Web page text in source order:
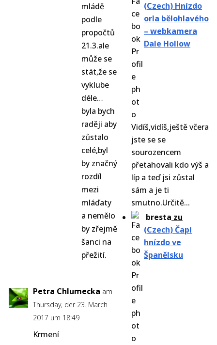
(Czech) Hnízdo
orla bělohlavého
– webkamera
Dale Hollow
Vidíš,vidíš,ještě včera
jste se se
sourozencem
přetahovali kdo výš a
líp a teď jsi zůstal
sám a je ti
smutno.Určitě...
bresta zu
(Czech) Čapí
hnízdo ve
Španělsku
mládě
podle
propočtů
21.3.ale
může se
stát,že se
vyklube
déle…
byla bych
raději aby
zůstalo
celé,byl
by značný
rozdíl
mezi
mláďaty
a nemělo
by zřejmě
šanci na
přežití.
Petra Chlumecka am
Thursday, der 23. March
2017 um 18:49
Krmení